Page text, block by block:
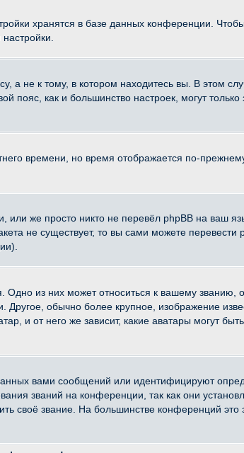
хранятся в базе данных конференции.
а не к тому, в котором находитесь вы. В этом
пояс, как и большинство настроек, могут
времени, но время отображается по-
же просто никто не перевёл phpBB на ваш
не существует, то вы сами можете
Одно из них может относиться к вашему званию,
обычно более крупное, изображение
и от него же зависит, какие аватары могут
вами сообщений или идентифицируют
званий на конференции, так как они
своё звание. На большинстве конференций